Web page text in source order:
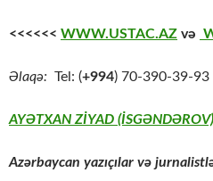
<<<<<< WWW.USTAC.AZ və
Əlaqə: Tel: (+994) 70-390-39-
AYƏTXAN ZİYAD (İSGƏNDƏROV)
Azərbaycan yazıçılar və